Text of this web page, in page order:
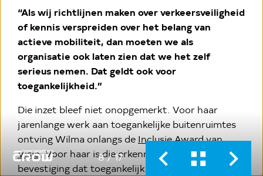
“Als wij richtlijnen maken over verkeersveiligheid
of kennis verspreiden over het belang van
actieve mobiliteit, dan moeten we als
organisatie ook laten zien dat we het zelf
serieus nemen. Dat geldt ook voor
toegankelijkheid.”
Die inzet bleef niet onopgemerkt. Voor haar
jarenlange werk aan toegankelijke buitenruimtes
ontving Wilma onlangs de
Inclusie Award van
Visio(externe link, opent in nieuw tabblad)
. Voor haar is die erkenning vooral een
bevestiging dat toegankelijkheid geen bijzaak is,
8/ 17